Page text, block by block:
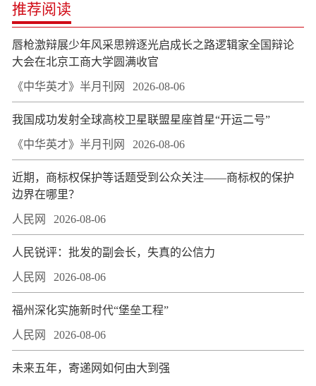
推荐阅读
唇枪激辩展少年风采思辨逐光启成长之路逻辑家全国辩论
大会在北京工商大学圆满收官
《中华英才》半月刊网 2026-08-06
我国成功发射全球高校卫星联盟星座首星“开运二号”
《中华英才》半月刊网 2026-08-06
近期，商标权保护等话题受到公众关注——商标权的保护
边界在哪里？
人民网 2026-08-06
人民锐评：批发的副会长，失真的公信力
人民网 2026-08-06
福州深化实施新时代“堡垒工程”
人民网 2026-08-06
未来五年，寄递网如何由大到强